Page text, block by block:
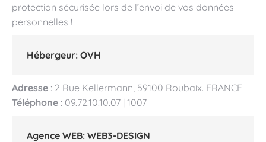
protection sécurisée lors de l’envoi de vos données
personnelles !
Hébergeur: OVH
Adresse : 2 Rue Kellermann, 59100 Roubaix. FRANCE
Téléphone : 09.72.10.10.07 | 1007
Agence WEB: WEB3-DESIGN